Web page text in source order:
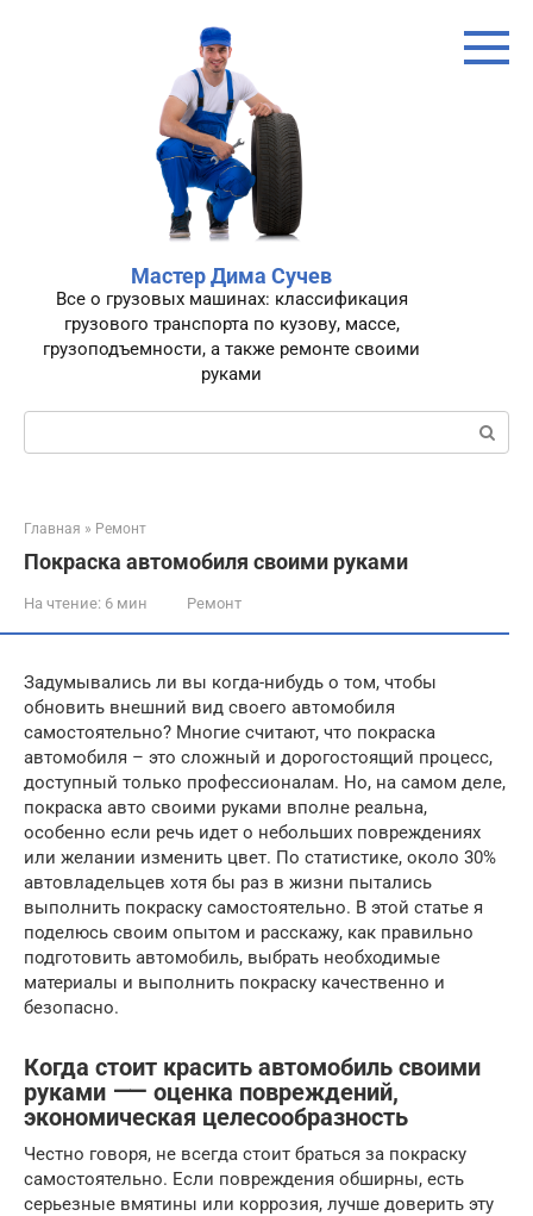
Мастер Дима Сучев
Все о грузовых машинах: классификация
грузового транспорта по кузову, массе,
грузоподъемности, а также ремонте своими
руками
Поиск:
Главная » Ремонт
Покраска автомобиля своими руками
На чтение: 6 мин Ремонт
Задумывались ли вы когда-нибудь о том, чтобы
обновить внешний вид своего автомобиля
самостоятельно? Многие считают, что покраска
автомобиля – это сложный и дорогостоящий процесс,
доступный только профессионалам. Но, на самом деле,
покраска авто своими руками вполне реальна,
особенно если речь идет о небольших повреждениях
или желании изменить цвет. По статистике, около 30%
автовладельцев хотя бы раз в жизни пытались
выполнить покраску самостоятельно. В этой статье я
поделюсь своим опытом и расскажу, как правильно
подготовить автомобиль, выбрать необходимые
материалы и выполнить покраску качественно и
безопасно.
Когда стоит красить автомобиль своими
руками ⸺ оценка повреждений,
экономическая целесообразность
Честно говоря, не всегда стоит браться за покраску
самостоятельно. Если повреждения обширны, есть
серьезные вмятины или коррозия, лучше доверить эту